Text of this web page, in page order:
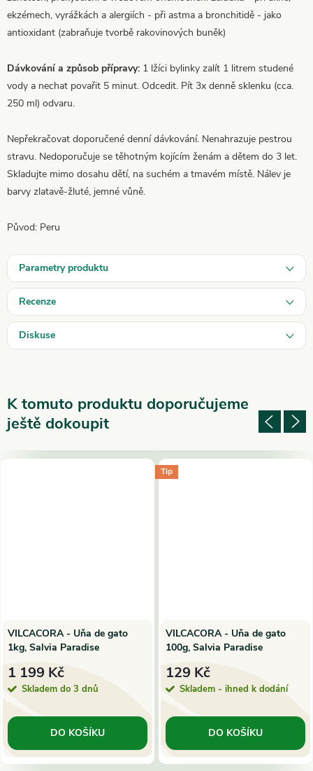
ekzémech, vyrážkách a alergiích - při astma a bronchitidě - jako
antioxidant (zabraňuje tvorbě rakovinových buněk)
Dávkování a způsob přípravy: 1 lžíci bylinky zalít 1 litrem studené
vody a nechat povařit 5 minut. Odcedit. Pít 3x denně sklenku (cca.
250 ml) odvaru.
Nepřekračovat doporučené denní dávkování. Nenahrazuje pestrou
stravu. Nedoporučuje se těhotným kojícím ženám a dětem do 3 let.
Skladujte mimo dosahu dětí, na suchém a tmavém místě. Nálev je
barvy zlatavě-žluté, jemné vůně.
Původ: Peru
Parametry produktu
Recenze
Diskuse
K tomuto produktu doporučujeme
ještě dokoupit
VILCACORA - Uňa de gato
1kg, Salvia Paradise
1 199 Kč
Skladem do 3 dnů
DO KOŠÍKU
Tip
VILCACORA - Uňa de gato
100g, Salvia Paradise
129 Kč
Skladem - ihned k dodání
DO KOŠÍKU